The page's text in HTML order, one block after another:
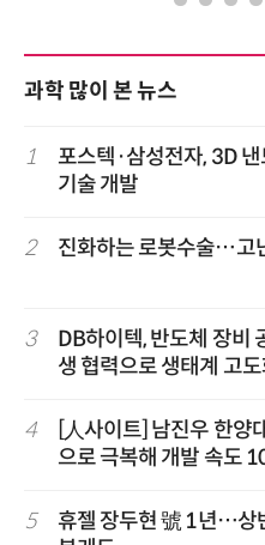
과학 많이 본 뉴스
1
포스텍·삼성전자, 3D
기술 개발
2 진화하는 로봇수술…고
3
DB하이텍, 반도체 장비
생 협력으로 생태계 고도
4
[人사이트] 남진우 한양
으로 극복해 개발 속도
5
휴젤 장두현 號 1년…상